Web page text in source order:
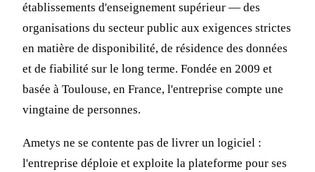
établissements d'enseignement supérieur — des
organisations du secteur public aux exigences strictes
en matière de disponibilité, de résidence des données
et de fiabilité sur le long terme. Fondée en 2009 et
basée à Toulouse, en France, l'entreprise compte une
vingtaine de personnes.
Ametys ne se contente pas de livrer un logiciel :
l'entreprise déploie et exploite la plateforme pour ses